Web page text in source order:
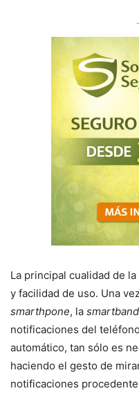
La principal cualidad de
y facilidad de uso. Una
smarthpone, la smartband
notificaciones del
automático, tan sólo es
haciendo el gesto de
notificaciones